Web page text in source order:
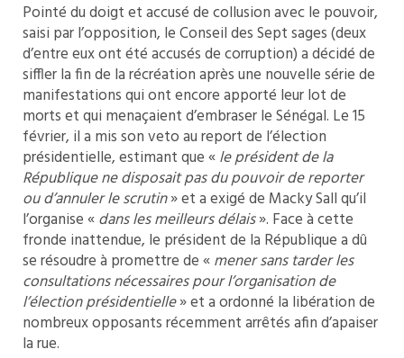
Pointé du doigt et accusé de collusion avec le pouvoir,
saisi par l’opposition, le Conseil des Sept sages (deux
d’entre eux ont été accusés de corruption) a décidé de
siffler la fin de la récréation après une nouvelle série de
manifestations qui ont encore apporté leur lot de
morts et qui menaçaient d’embraser le Sénégal. Le 15
février, il a mis son veto au report de l’élection
présidentielle, estimant que «le président de la
République ne disposait pas du pouvoir de reporter
ou d’annuler le scrutin» et a exigé de Macky Sall qu’il
l’organise «dans les meilleurs délais». Face à cette
fronde inattendue, le président de la République a dû
se résoudre à promettre de «mener sans tarder les
consultations nécessaires pour l’organisation de
l’élection présidentielle» et a ordonné la libération de
nombreux opposants récemment arrêtés afin d’apaiser
la rue.